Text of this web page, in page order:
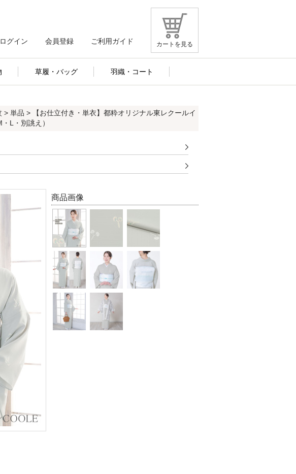
カートを見る
ログイン 会員登録 ご利用ガイド
草履・バッグ 羽織・コート
> 単品 > 【お仕立付き・単衣】都粋オリジナル東レクールイ
L・別誂え）
商品画像